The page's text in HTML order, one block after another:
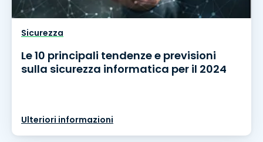
Sicurezza
Le 10 principali tendenze e previsioni
sulla sicurezza informatica per il 2024
Ulteriori informazioni